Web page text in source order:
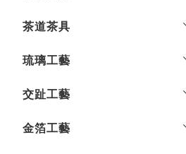
茶道茶具
琉璃工藝
交趾工藝
金箔工藝